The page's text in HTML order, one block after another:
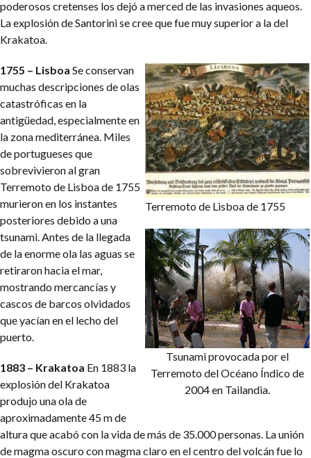
poderosos cretenses los dejó a merced de las invasiones aqueos.
La explosión de Santorini se cree que fue muy superior a la del
Krakatoa.
Terremoto de Lisboa de 1755
Tsunami provocada por el
Terremoto del Océano Índico de
2004 en Tailandia.
1755 – Lisboa Se conservan
muchas descripciones de olas
catastróficas en la
antigüedad, especialmente en
la zona mediterránea. Miles
de portugueses que
sobrevivieron al gran
Terremoto de Lisboa de 1755
murieron en los instantes
posteriores debido a una
tsunami. Antes de la llegada
de la enorme ola las aguas se
retiraron hacia el mar,
mostrando mercancías y
cascos de barcos olvidados
que yacían en el lecho del
puerto.
1883 – Krakatoa En 1883 la
explosión del Krakatoa
produjo una ola de
aproximadamente 45 m de
altura que acabó con la vida de más de 35.000 personas. La unión
de magma oscuro con magma claro en el centro del volcán fue lo